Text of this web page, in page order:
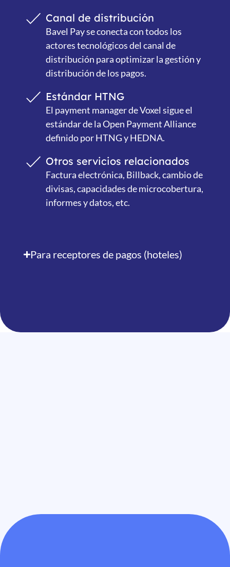
Canal de distribución
Bavel Pay se conecta con todos los
actores tecnológicos del canal de
distribución para optimizar la gestión y
distribución de los pagos.
Estándar HTNG
El payment manager de Voxel sigue el
estándar de la Open Payment Alliance
definido por HTNG y HEDNA.
Otros servicios relacionados
Factura electrónica, Billback, cambio de
divisas, capacidades de microcobertura,
informes y datos, etc.
Para receptores de pagos (hoteles)